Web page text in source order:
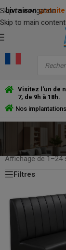
Skip to navigation
Skip to main content
Livraison gratuite
Visitez l'un de
7, de 9h à 18h.
Nos
ACCUEIL/PRODUCT
Affichage de 1–24
Filtres